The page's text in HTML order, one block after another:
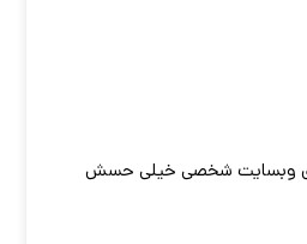
وبسایت شخصی خیلی حسش